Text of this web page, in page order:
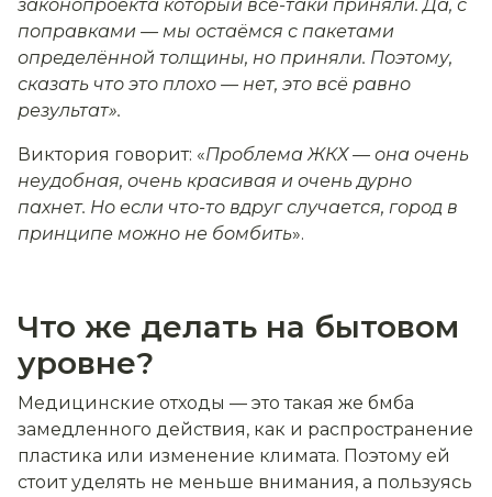
законопроекта который все-таки приняли. Да, с
поправками — мы остаёмся с пакетами
определённой толщины, но приняли. Поэтому,
сказать что это плохо — нет, это всё равно
результат».
Виктория говорит: «Проблема ЖКХ — она очень
неудобная, очень красивая и очень дурно
пахнет. Но если что-то вдруг случается, город в
принципе можно не бомбить».
Что же делать на бытовом
уровне?
Медицинские отходы — это такая же бмба
замедленного действия, как и распространение
пластика или изменение климата. Поэтому ей
стоит уделять не меньше внимания, а пользуясь